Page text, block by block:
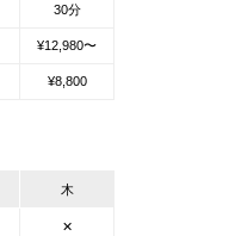
30分
¥12,980〜
¥8,800
木
✕